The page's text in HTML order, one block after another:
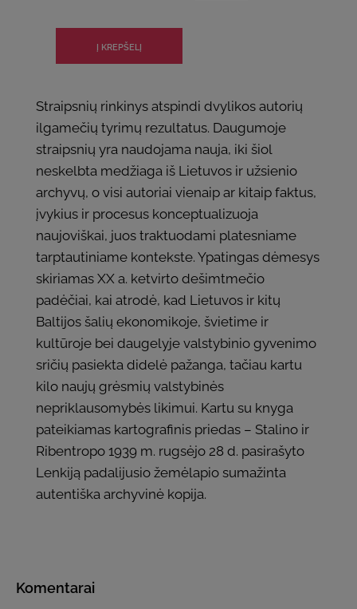
Straipsnių rinkinys atspindi dvylikos autorių
ilgamečių tyrimų rezultatus. Daugumoje
straipsnių yra naudojama nauja, iki šiol
neskelbta medžiaga iš Lietuvos ir užsienio
archyvų, o visi autoriai vienaip ar kitaip faktus,
įvykius ir procesus konceptualizuoja
naujoviškai, juos traktuodami platesniame
tarptautiniame kontekste. Ypatingas dėmesys
skiriamas XX a. ketvirto dešimtmečio
padėčiai, kai atrodė, kad Lietuvos ir kitų
Baltijos šalių ekonomikoje, švietime ir
kultūroje bei daugelyje valstybinio gyvenimo
sričių pasiekta didelė pažanga, tačiau kartu
kilo naujų grėsmių valstybinės
nepriklausomybės likimui. Kartu su knyga
pateikiamas kartografinis priedas – Stalino ir
Ribentropo 1939 m. rugsėjo 28 d. pasirašyto
Lenkiją padalijusio žemėlapio sumažinta
autentiška archyvinė kopija.
Komentarai